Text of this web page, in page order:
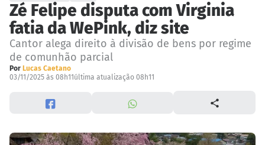
Zé Felipe disputa com Virginia
fatia da WePink, diz site
Cantor alega direito à divisão de bens por regime
de comunhão parcial
Por Lucas Caetano
03/11/2025 às 08h11 última atualização 08h11